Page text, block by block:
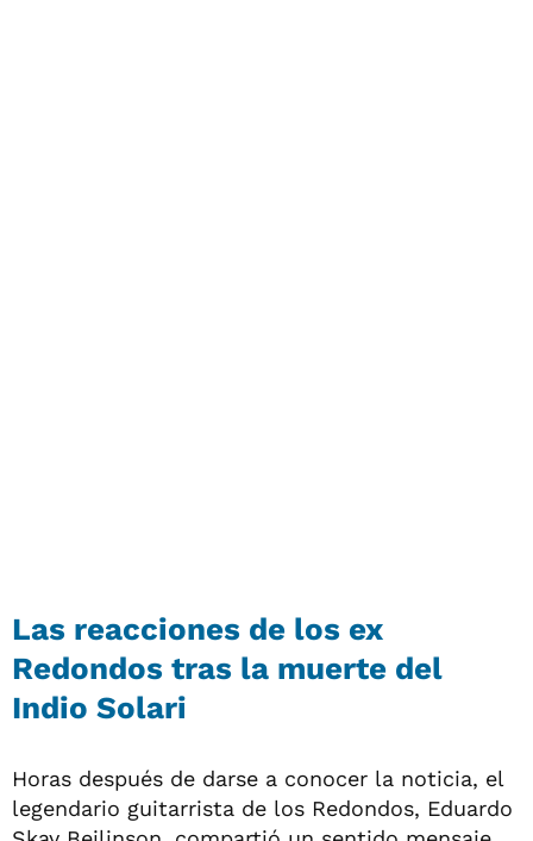
Las reacciones de los ex
Redondos tras la muerte del
Indio Solari
Horas después de darse a conocer la noticia, el
legendario guitarrista de los Redondos, Eduardo